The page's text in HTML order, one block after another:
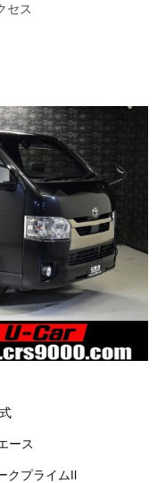
セス
ース
クプライムⅡ